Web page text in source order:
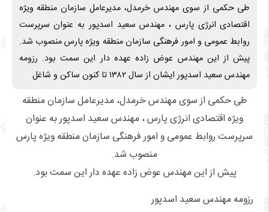
طی حکمی از سوی مهندس خرمدل، مدیرعامل سازمان منطقه ویژه
اقتصادی انرژی پارس ، مهندس سعید اسدپور به عنوان سرپرست
روابط عمومی و امور فرهنگی سازمان منطقه ویژه پارس منصوب شد.
پیش از این مهندس عوض زاده عهده دار این سمت بود. رزومه
مهندس سعید اسدپور ایشان از سال ۱۳۸۲ تا کنون ساکن و شاغل
طی حکمی از سوی مهندس خرمدل، مدیرعامل سازمان منطقه
ویژه اقتصادی انرژی پارس ، مهندس سعید اسدپور به عنوان
سرپرست روابط عمومی و امور فرهنگی سازمان منطقه ویژه پارس
منصوب شد.
پیش از این مهندس عوض زاده عهده دار این سمت بود.
رزومه مهندس سعید اسدپور